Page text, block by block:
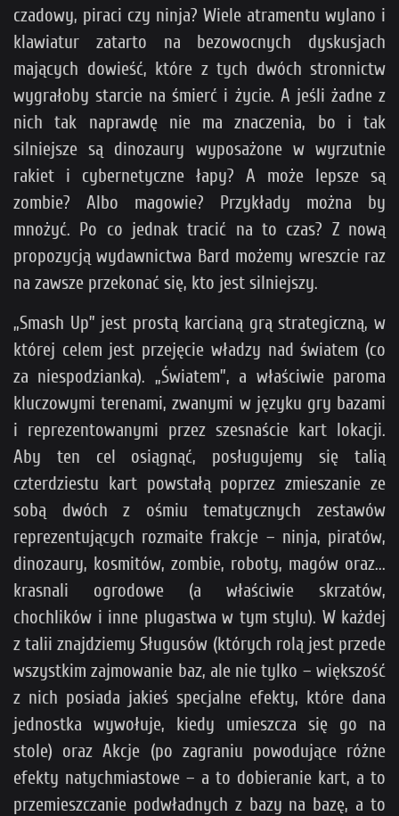
czadowy, piraci czy ninja? Wiele atramentu wylano i
klawiatur zatarto na bezowocnych dyskusjach
mających dowieść, które z tych dwóch stronnictw
wygrałoby starcie na śmierć i życie. A jeśli żadne z
nich tak naprawdę nie ma znaczenia, bo i tak
silniejsze są dinozaury wyposażone w wyrzutnie
rakiet i cybernetyczne łapy? A może lepsze są
zombie? Albo magowie? Przykłady można by
mnożyć. Po co jednak tracić na to czas? Z nową
propozycją wydawnictwa Bard możemy wreszcie raz
na zawsze przekonać się, kto jest silniejszy.
„Smash Up” jest prostą karcianą grą strategiczną, w
której celem jest przejęcie władzy nad światem (co
za niespodzianka). „Światem”, a właściwie paroma
kluczowymi terenami, zwanymi w języku gry bazami
i reprezentowanymi przez szesnaście kart lokacji.
Aby ten cel osiągnąć, posługujemy się talią
czterdziestu kart powstałą poprzez zmieszanie ze
sobą dwóch z ośmiu tematycznych zestawów
reprezentujących rozmaite frakcje – ninja, piratów,
dinozaury, kosmitów, zombie, roboty, magów oraz...
krasnali ogrodowe (a właściwie skrzatów,
chochlików i inne plugastwa w tym stylu). W każdej
z talii znajdziemy Sługusów (których rolą jest przede
wszystkim zajmowanie baz, ale nie tylko – większość
z nich posiada jakieś specjalne efekty, które dana
jednostka wywołuje, kiedy umieszcza się go na
stole) oraz Akcje (po zagraniu powodujące różne
efekty natychmiastowe – a to dobieranie kart, a to
przemieszczanie podwładnych z bazy na bazę, a to